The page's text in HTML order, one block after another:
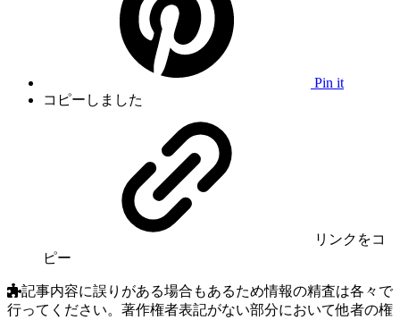
Pin it
コピーしました
リンク をコ
ピー
記事内容に誤りがある場合もあるため情報の精査は各々で
行ってください。著作権者表記がない部分において他者の権